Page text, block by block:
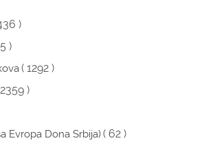
)
)
( 1292 )
)
Evropa Dona Srbija)( 62 )